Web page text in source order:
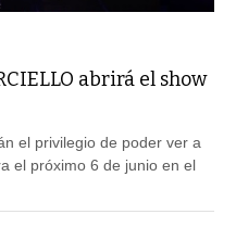
abrirá el show
el privilegio de poder ver a
el próximo 6 de junio en el